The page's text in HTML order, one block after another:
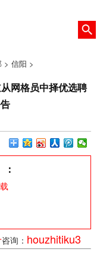
> 信阳 >
网格员中择优选聘
咨询： houzhitiku3